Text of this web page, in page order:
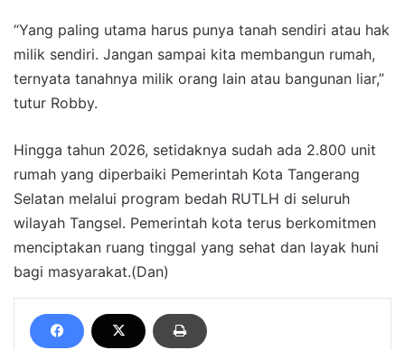
“Yang paling utama harus punya tanah sendiri atau hak
milik sendiri. Jangan sampai kita membangun rumah,
ternyata tanahnya milik orang lain atau bangunan liar,”
tutur Robby.
Hingga tahun 2026, setidaknya sudah ada 2.800 unit
rumah yang diperbaiki Pemerintah Kota Tangerang
Selatan melalui program bedah RUTLH di seluruh
wilayah Tangsel. Pemerintah kota terus berkomitmen
menciptakan ruang tinggal yang sehat dan layak huni
bagi masyarakat.(Dan)